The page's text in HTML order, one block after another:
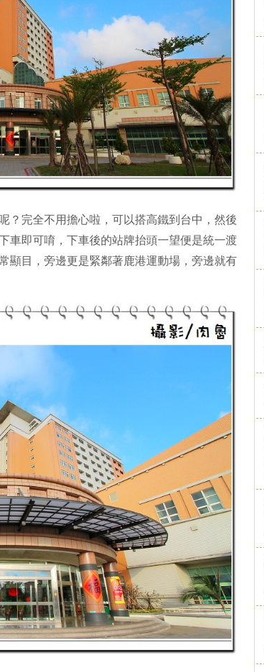
？完全不用擔心啦，可以搭高鐵到台中，然後
車即可唷，下車後的站牌抬頭一望便是統一渡
顯目，旁邊更是緊鄰著鹿港運動場，旁邊就有